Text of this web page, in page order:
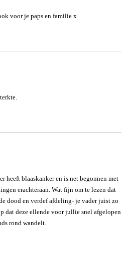
voor je paps en familie x
heeft blaaskanker en is net begonnen met
erachteraan. Wat fijn om te lezen dat
dood en verdef afdeling- je vader juist zo
dat deze ellende voor jullie snel afgelopen
rond wandelt.